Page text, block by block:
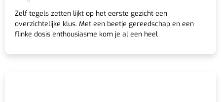
Zelf tegels zetten lijkt op het eerste gezicht een
overzichtelijke klus. Met een beetje gereedschap en een
flinke dosis enthousiasme kom je al een heel